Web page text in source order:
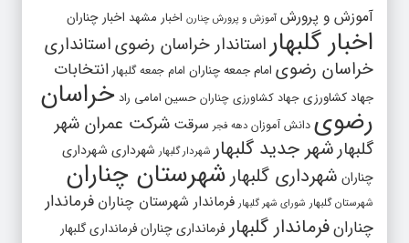
آموزش و پرورش آموزش و پرورش چنارن اخبار مشهد اخبار چناران
اخبار گلبهار استاندار خراسان رضویاستانداری
خراسان رضوی امام جمعه چناران امام جمعه گلبهار انتخابات
جهاد کشاورزی جهاد کشاورزی چناران حسین امامی راد خراسان
رضوی دانش آموزان دهه فجر سرقت شرکت عمران شهر
گلبهارشهر جدید گلبهار شهردار گلبهار شهرداری شهرداری
چناران شهرداری گلبهار شهرستان چناران
شهرستان گلبهار شورای شهر گلبهار فرماندار شهرستان چناران فرماندار
چنارانفرماندار گلبهار فرمانداری چنارانفرمانداری گلبهار